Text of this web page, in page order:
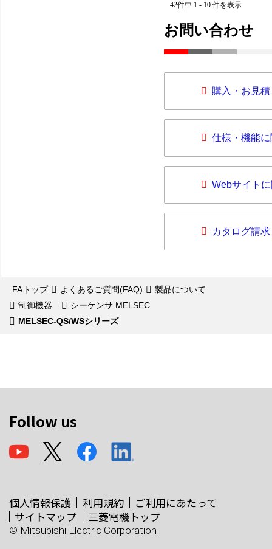
42件中 1 - 10 件を表示
お問い合わせ
購入・お見
仕様・機能
Webサイト
カタログ請求
FAトップ よくあるご質問(FAQ)
製品について
制御機器
シーケンサ MELSEC
MELSEC-QS/WSシリーズ
Follow us
個人情報保護 利用規約
ご利用にあたって
サイトマップ
三菱電機トップ
© Mitsubishi Electric Corporation